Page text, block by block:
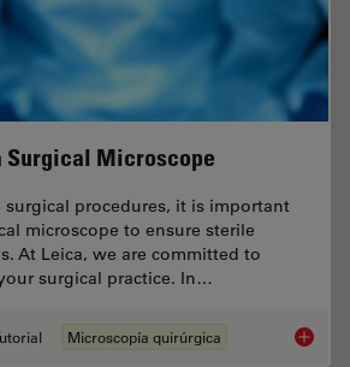
Surgical Microscope
surgical procedures, it is important
microscope to ensure sterile
At Leica, we are committed to
surgical practice. In…
Microscopía quirúrgica How to